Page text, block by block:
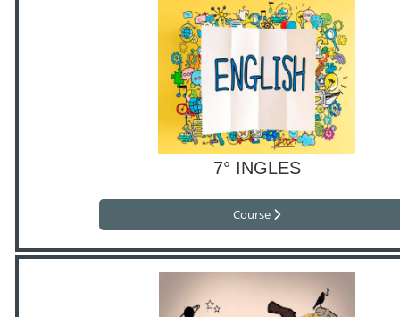
7° INGLES
Course